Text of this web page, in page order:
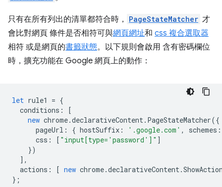
只有在所有列出的清單都符合時， PageStateMatcher 才
會比對網頁 條件是否相符可與網頁網址和 css 複合選取器
相符 或是網頁的書籤狀態。以下規則會啟用 含有密碼欄位
時，擴充功能在 Google 網頁上的動作：
let rule1 = {
conditions :
[
new chrome.declarativeContent. PageStateMatcher({
pageUrl : { hostSuffix : '.google.com' , schemes :
css : [ "input[type='password']" ]
})
],
actions : [ new chrome.declarativeContent.
};